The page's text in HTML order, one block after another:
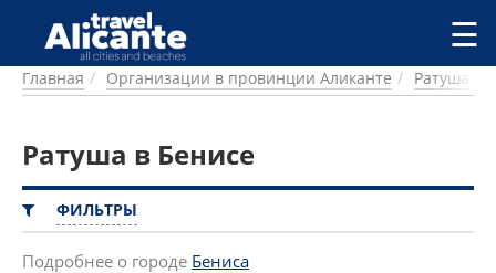
Перейти к основному содержанию
ГОРОДА
ПИТАНИЕ
ПРОЖИВАНИЕ
ПЛЯЖИ
ДОСТОПРИМЕЧАТЕЛЬНОСТИ
КЕМПИНГ
☰
Главная Организации в провинции Аликанте Ратуша
Ратуша в Бенисе
ФИЛЬТРЫ
Подробнее о городе Бениса